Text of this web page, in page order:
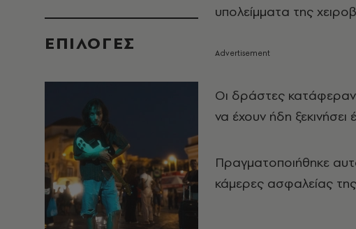
EΠΙΛΟΓΈΣ
υπολείμματα της
Οι δράστες κατάφεραν
να έχουν ήδη
Πραγματοποιήθηκε
κάμερες ασφαλείας